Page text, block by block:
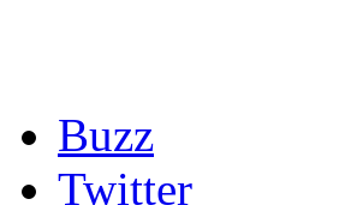
Buzz
Twitter